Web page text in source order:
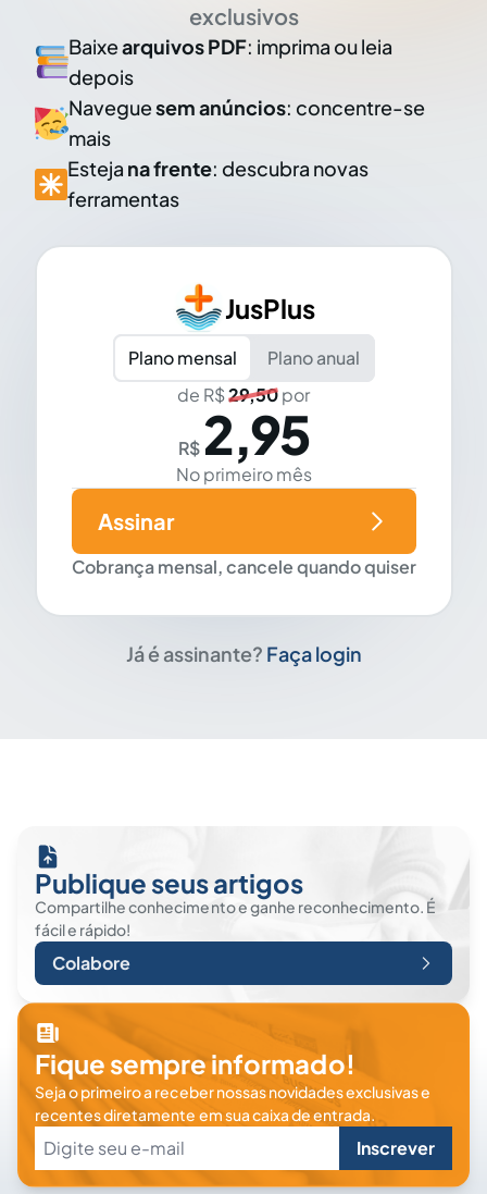
exclusivos
Baixearquivos PDF: imprima ou leia
depois
Naveguesem anúncios: concentre-se
mais
Esteja na frente: descubra novas
ferramentas
JusPlus
Plano mensal
Plano anual
de R$29,50por
R$ 2,95
No primeiro mês
Cobrança mensal, cancele quando quiser
Assinar
Já é assinante? Faça login
Publique seus artigos
Compartilhe conhecimento e ganhe reconhecimento. É
fácil e rápido!
Colabore
Fique sempre informado!
Seja o primeiro a receber nossas novidades exclusivas e
recentes diretamente em sua caixa de entrada.
Inscrever